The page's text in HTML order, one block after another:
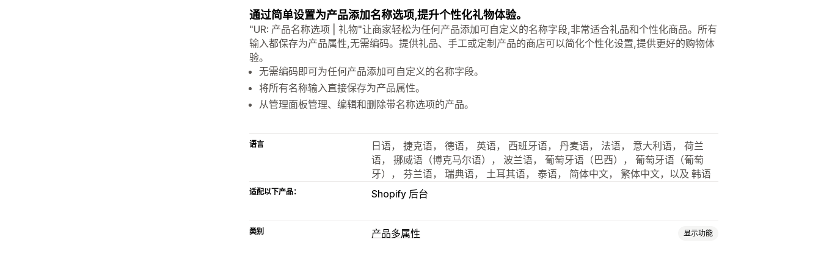
通过简单设置为产品添加名称选项,提升个性化礼物体验。
"UR: 产品名称选项 | 礼物"让商家轻松为任何产品添加可自定义的名称字段,非常适合礼品和个性化商品。所有
输入都保存为产品属性,无需编码。提供礼品、手工或定制产品的商店可以简化个性化设置,提供更好的购物体
验。
无需编码即可为任何产品添加可自定义的名称字段。
将所有名称输入直接保存为产品属性。
从管理面板管理、编辑和删除带名称选项的产品。
语言
日语， 捷克语， 德语， 英语， 西班牙语， 丹麦语， 法语， 意大利语， 荷兰
语， 挪威语（博克马尔语）， 波兰语， 葡萄牙语（巴西）， 葡萄牙语（葡萄
牙）， 芬兰语， 瑞典语， 土耳其语， 泰语， 简体中文， 繁体中文，以及 韩语
适配以下产品： Shopify 后台
类别 产品多属性 显示功能